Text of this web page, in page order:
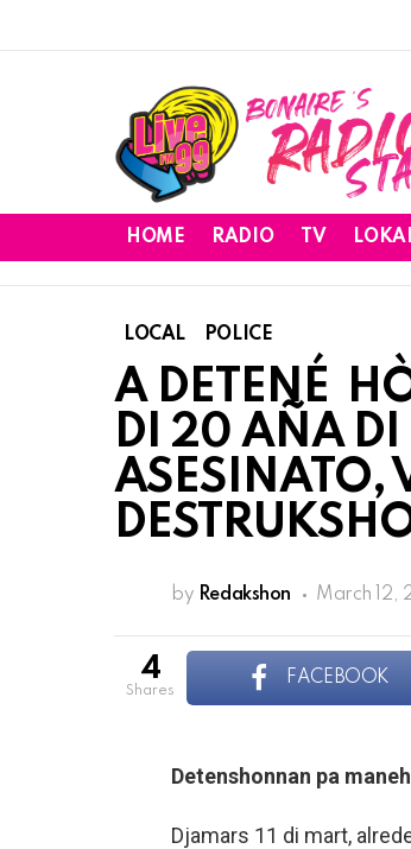
HOME RADIO TV
LOCAL POLICE
A DETENÉ
DI 20 AÑA DI
ASESINATO,
by Redakshon March 12,
4
shares
FACEBOOK
Detenshonnan pa
Djamars 11 di mart,